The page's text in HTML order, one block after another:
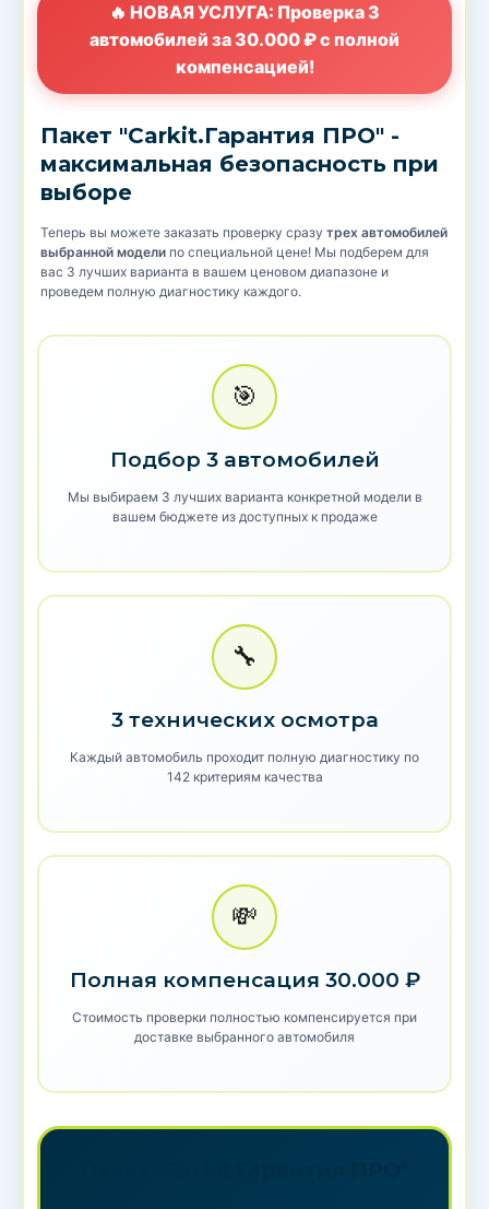
🔥 НОВАЯ УСЛУГА: Проверка 3
автомобилей за 30.000 ₽ с полной
компенсацией!
Пакет "Carkit.Гарантия ПРО" -
максимальная безопасность при
выборе
Теперь вы можете заказать проверку сразу трех автомобилей
выбранной модели по специальной цене! Мы подберем для
вас 3 лучших варианта в вашем ценовом диапазоне и
проведем полную диагностику каждого.
🎯
Подбор 3 автомобилей
Мы выбираем 3 лучших варианта конкретной модели в
вашем бюджете из доступных к продаже
🔧
3 технических осмотра
Каждый автомобиль проходит полную диагностику по
142 критериям качества
💸
Полная компенсация 30.000 ₽
Стоимость проверки полностью компенсируется при
доставке выбранного автомобиля